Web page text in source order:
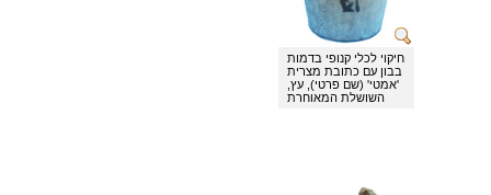
ארכאולוגיה
חיקוי לכלי קנופי בדמות
בבון עם כתובת מצרית
'אמטי' (שם פרטי), עץ,
השושלת המאוחרת